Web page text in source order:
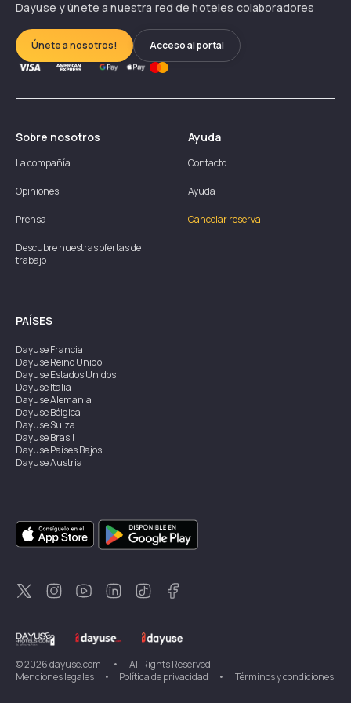
Dayuse y únete a nuestra red de hoteles colaboradores
Únete a nosotros! Acceso al portal
Sobre nosotros
La compañía
Opiniones
Prensa
Descubre nuestras ofertas de
trabajo
Ayuda
Contacto
Ayuda
Cancelar reserva
PAÍSES
DayuseFrancia
DayuseReino Unido
DayuseEstados Unidos
DayuseItalia
DayuseAlemania
DayuseBélgica
DayuseSuiza
DayuseBrasil
DayusePaíses Bajos
DayuseAustria
DayuseSingapur
DayuseSuecia
DayuseTailandia
DayuseNueva Zelanda
DayuseTurquía
©2026dayuse.com •
All Rights Reserved
Menciones legales
• Política de privacidad • Términos y condiciones